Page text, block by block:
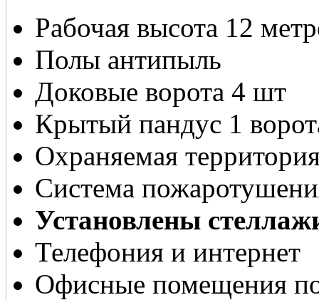
Рабочая высота 12
Полы антипыль
Доковые ворота 4 шт
Крытый пандус 1
Охраняемая
Система
Установлены
Телефония и интернет
Офисные помещения